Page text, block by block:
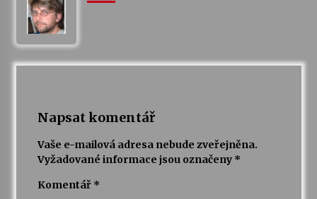
Napsat komentář
Vaše e-mailová adresa nebude zveřejněna.
Vyžadované informace jsou označeny *
Komentář *